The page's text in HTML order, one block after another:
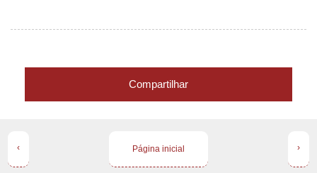
Compartilhar
‹ ›
Página inicial